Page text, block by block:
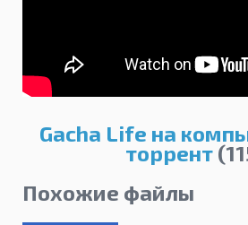
Gacha Life на
торрент
Похожие файлы